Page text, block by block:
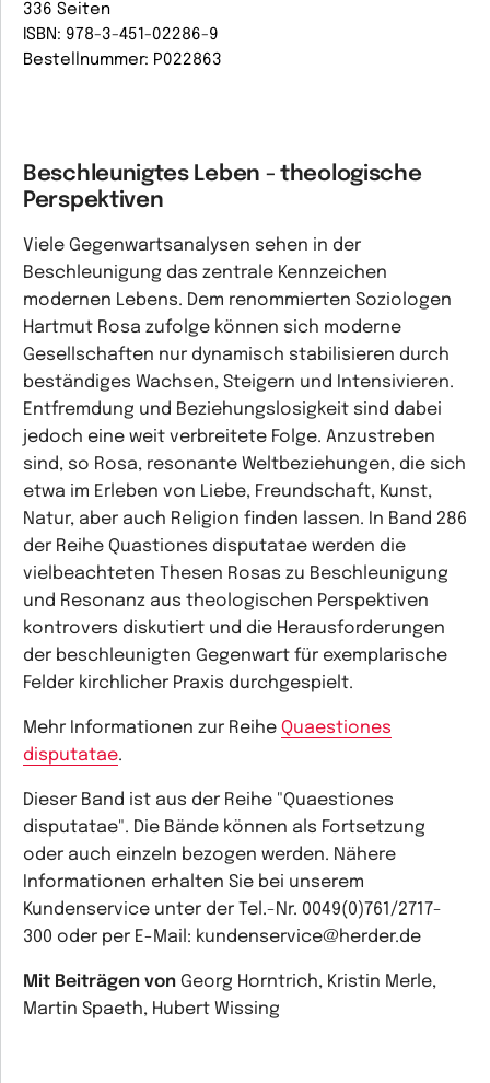
336 Seiten
ISBN: 978-3-451-02286-9
Bestellnummer: P022863
Beschleunigtes Leben - theologische
Perspektiven
Viele Gegenwartsanalysen sehen in der
Beschleunigung das zentrale Kennzeichen
modernen Lebens. Dem renommierten Soziologen
Hartmut Rosa zufolge können sich moderne
Gesellschaften nur dynamisch stabilisieren durch
beständiges Wachsen, Steigern und Intensivieren.
Entfremdung und Beziehungslosigkeit sind dabei
jedoch eine weit verbreitete Folge. Anzustreben
sind, so Rosa, resonante Weltbeziehungen, die sich
etwa im Erleben von Liebe, Freundschaft, Kunst,
Natur, aber auch Religion finden lassen. In Band 286
der Reihe Quastiones disputatae werden die
vielbeachteten Thesen Rosas zu Beschleunigung
und Resonanz aus theologischen Perspektiven
kontrovers diskutiert und die Herausforderungen
der beschleunigten Gegenwart für exemplarische
Felder kirchlicher Praxis durchgespielt.
Mehr Informationen zur Reihe Quaestiones
disputatae.
Dieser Band ist aus der Reihe "Quaestiones
disputatae". Die Bände können als Fortsetzung
oder auch einzeln bezogen werden. Nähere
Informationen erhalten Sie bei unserem
Kundenservice unter der Tel.-Nr. 0049(0)761/2717-
300 oder per E-Mail: kundenservice@herder.de
Mit Beiträgen von Georg Horntrich, Kristin Merle,
Martin Spaeth, Hubert Wissing